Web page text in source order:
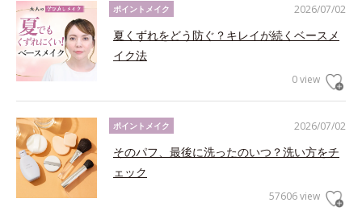
2026/07/02
ポイントメイク
夏くずれをどう防ぐ？キレイが続くベースメ
イク法
0 view
2026/07/02
ポイントメイク
そのパフ、最後に洗ったのいつ？洗い方をチ
ェック
57606 view